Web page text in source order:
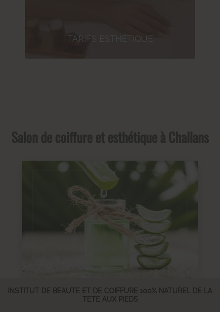
Salon de coiffure et esthétique à Challans
INSTITUT DE BEAUTE ET DE COIFFURE 100% NATUREL DE LA
TETE AUX PIEDS
TARIFS ESTHÉTIQUE